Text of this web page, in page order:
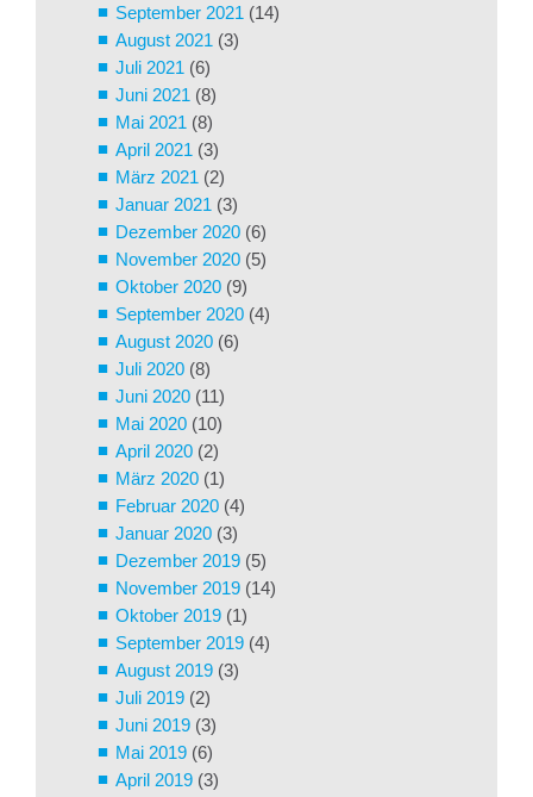
September 2021 (14)
August 2021 (3)
Juli 2021 (6)
Juni 2021 (8)
Mai 2021 (8)
April 2021 (3)
März 2021 (2)
Januar 2021 (3)
Dezember 2020 (6)
November 2020 (5)
Oktober 2020 (9)
September 2020 (4)
August 2020 (6)
Juli 2020 (8)
Juni 2020 (11)
Mai 2020 (10)
April 2020 (2)
März 2020 (1)
Februar 2020 (4)
Januar 2020 (3)
Dezember 2019 (5)
November 2019 (14)
Oktober 2019 (1)
September 2019 (4)
August 2019 (3)
Juli 2019 (2)
Juni 2019 (3)
Mai 2019 (6)
April 2019 (3)